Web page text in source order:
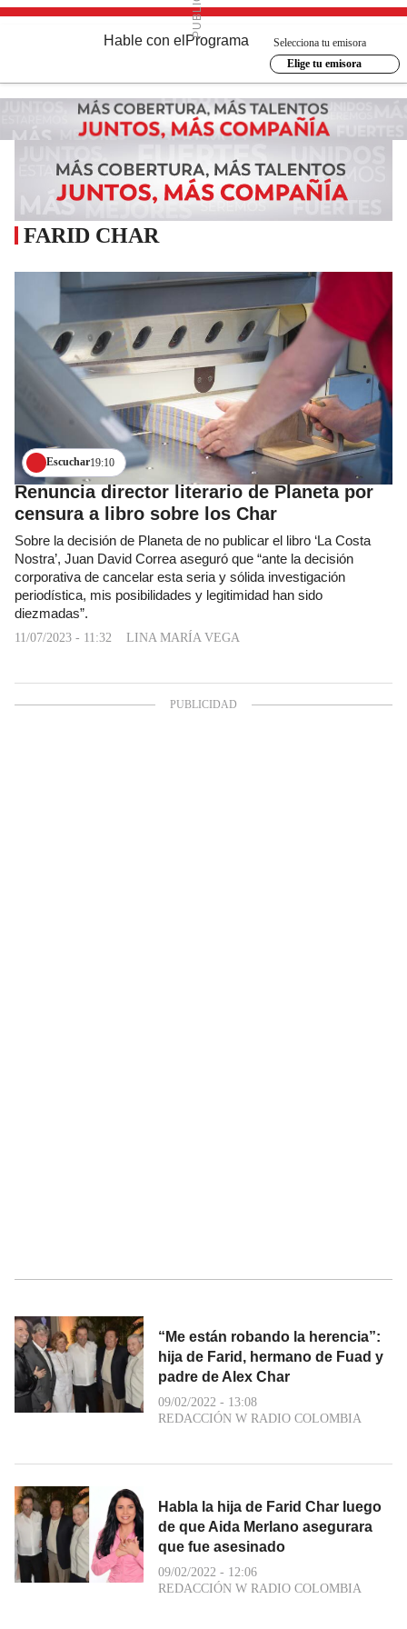
Hable con el Programa
Selecciona tu emisora
Elige tu emisora
FARID CHAR
Escuchar19:10
Renuncia director literario de Planeta por
censura a libro sobre los Char
Sobre la decisión de Planeta de no publicar el libro ‘La Costa
Nostra’, Juan David Correa aseguró que “ante la decisión
corporativa de cancelar esta seria y sólida investigación
periodística, mis posibilidades y legitimidad han sido
diezmadas”.
11/07/2023 - 11:32 LINA MARÍA VEGA
“Me están robando la herencia”:
hija de Farid, hermano de Fuad y
padre de Alex Char
09/02/2022 - 13:08
REDACCIÓN W RADIO COLOMBIA
Habla la hija de Farid Char luego
de que Aida Merlano asegurara
que fue asesinado
09/02/2022 - 12:06
REDACCIÓN W RADIO COLOMBIA